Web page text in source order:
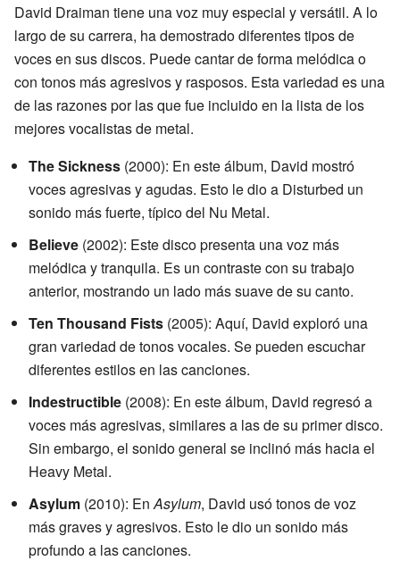
David Draiman tiene una voz muy especial y versátil. A lo
largo de su carrera, ha demostrado diferentes tipos de
voces en sus discos. Puede cantar de forma melódica o
con tonos más agresivos y rasposos. Esta variedad es una
de las razones por las que fue incluido en la lista de los
mejores vocalistas de metal.
The Sickness (2000): En este álbum, David mostró
voces agresivas y agudas. Esto le dio a Disturbed un
sonido más fuerte, típico del Nu Metal.
Believe (2002): Este disco presenta una voz más
melódica y tranquila. Es un contraste con su trabajo
anterior, mostrando un lado más suave de su canto.
Ten Thousand Fists (2005): Aquí, David exploró una
gran variedad de tonos vocales. Se pueden escuchar
diferentes estilos en las canciones.
Indestructible (2008): En este álbum, David regresó a
voces más agresivas, similares a las de su primer disco.
Sin embargo, el sonido general se inclinó más hacia el
Heavy Metal.
Asylum (2010): EnAsylum, David usó tonos de voz
más graves y agresivos. Esto le dio un sonido más
profundo a las canciones.